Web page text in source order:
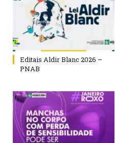
Editais Aldir Blanc 2026 –
PNAB